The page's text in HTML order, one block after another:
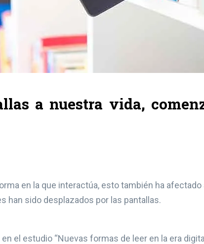
a nuestra vida,
en la que interactúa, esto también ha
han sido desplazados por las pantallas.
el estudio “Nuevas formas de leer en la era